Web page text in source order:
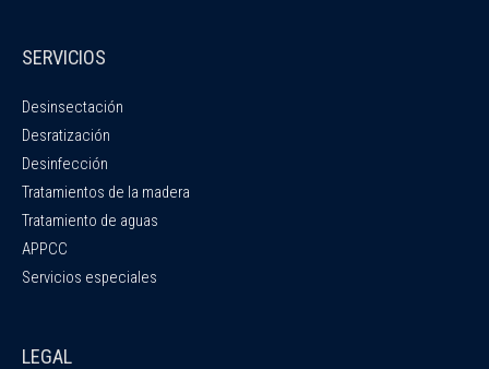
SERVICIOS
Desinsectación
Desratización
Desinfección
Tratamientos de la madera
Tratamiento de aguas
APPCC
Servicios especiales
LEGAL